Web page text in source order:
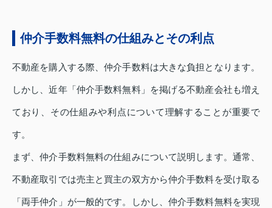
仲介手数料無料の仕組みとその利点
不動産を購入する際、仲介手数料は大きな負担となります。
しかし、近年「仲介手数料無料」を掲げる不動産会社も増え
ており、その仕組みや利点について理解することが重要で
す。
まず、仲介手数料無料の仕組みについて説明します。通常、
不動産取引では売主と買主の双方から仲介手数料を受け取る
「両手仲介」が一般的です。しかし、仲介手数料無料を実現